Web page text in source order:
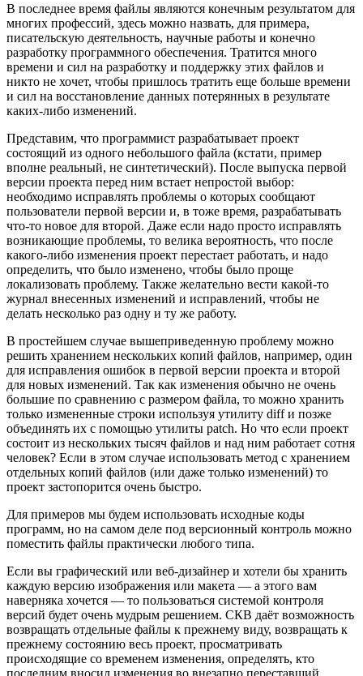
В последнее время файлы являются конечным результатом для
многих профессий, здесь можно назвать, для примера,
писательскую деятельность, научные работы и конечно
разработку программного обеспечения. Тратится много
времени и сил на разработку и поддержку этих файлов и
никто не хочет, чтобы пришлось тратить еще больше времени
и сил на восстановление данных потерянных в результате
каких-либо изменений.
Представим, что программист разрабатывает проект
состоящий из одного небольшого файла (кстати, пример
вполне реальный, не синтетический). После выпуска первой
версии проекта перед ним встает непростой выбор:
необходимо исправлять проблемы о которых сообщают
пользователи первой версии и, в тоже время, разрабатывать
что-то новое для второй. Даже если надо просто исправлять
возникающие проблемы, то велика вероятность, что после
какого-либо изменения проект перестает работать, и надо
определить, что было изменено, чтобы было проще
локализовать проблему. Также желательно вести какой-то
журнал внесенных изменений и исправлений, чтобы не
делать несколько раз одну и ту же работу.
В простейшем случае вышеприведенную проблему можно
решить хранением нескольких копий файлов, например, один
для исправления ошибок в первой версии проекта и второй
для новых изменений. Так как изменения обычно не очень
большие по сравнению с размером файла, то можно хранить
только измененные строки используя утилиту diff и позже
объединять их с помощью утилиты patch. Но что если проект
состоит из нескольких тысяч файлов и над ним работает сотня
человек? Если в этом случае использовать метод с хранением
отдельных копий файлов (или даже только изменений) то
проект застопорится очень быстро.
Для примеров мы будем использовать исходные коды
программ, но на самом деле под версионный контроль можно
поместить файлы практически любого типа.
Если вы графический или веб-дизайнер и хотели бы хранить
каждую версию изображения или макета — а этого вам
наверняка хочется — то пользоваться системой контроля
версий будет очень мудрым решением. СКВ даёт возможность
возвращать отдельные файлы к прежнему виду, возвращать к
прежнему состоянию весь проект, просматривать
происходящие со временем изменения, определять, кто
последним вносил изменения во внезапно переставший